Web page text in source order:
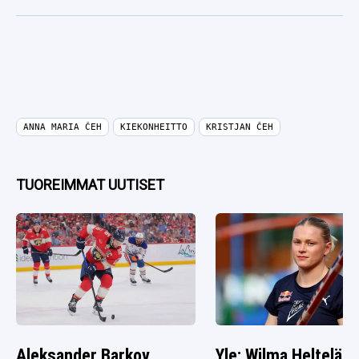
ANNA MARIA ČEH KIEKONHEITTO KRISTJAN ČEH
TUOREIMMAT UUTISET